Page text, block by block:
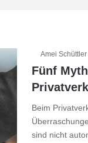
Amei Schüttler
Fünf
Beim
sind nicht